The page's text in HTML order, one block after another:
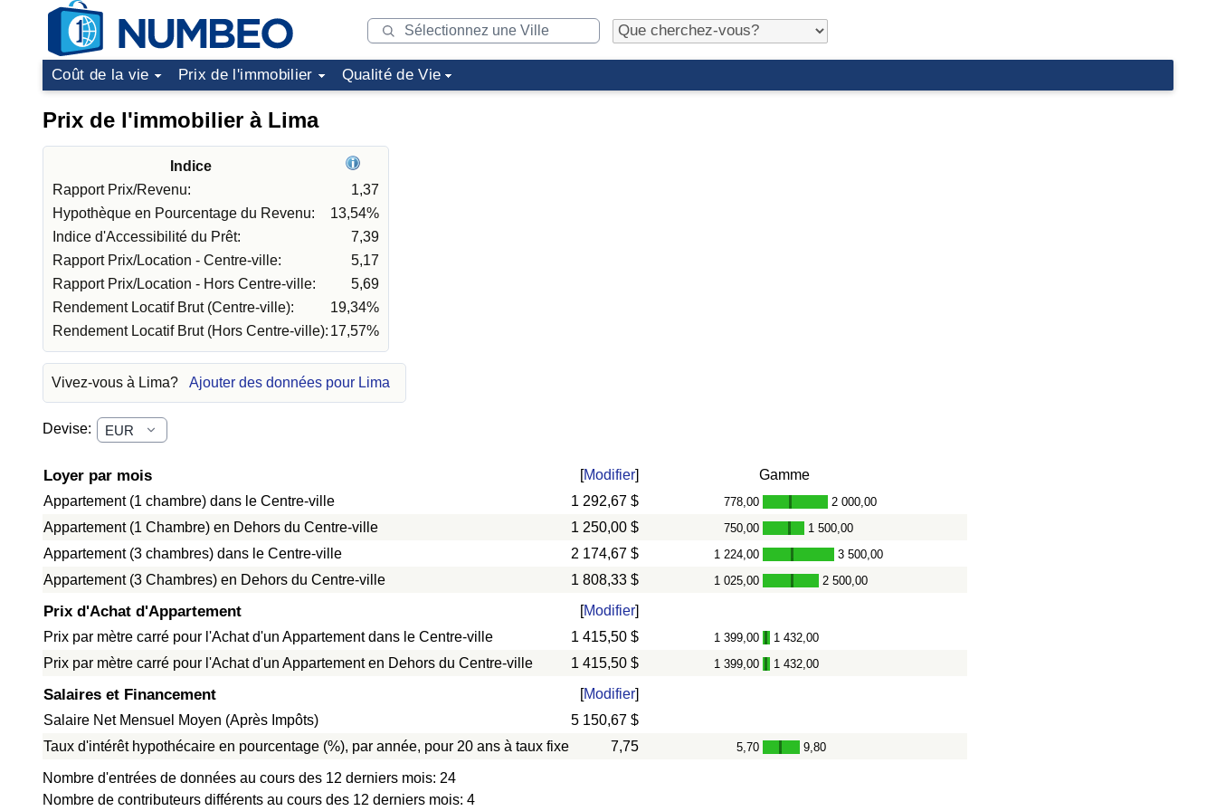
Coût de la vie Prix de l'immobilier Qualité de Vie
Prix de l'immobilier à Lima
Indice
Rapport Prix/Revenu:
1,37
Hypothèque en Pourcentage du Revenu:
13,54%
Indice d'Accessibilité du Prêt:
7,39
Rapport Prix/Location - Centre-ville:
5,17
Rapport Prix/Location - Hors Centre-ville:
5,69
Rendement Locatif Brut (Centre-ville):
19,34%
Rendement Locatif Brut (Hors Centre-ville): 17,57%
Vivez-vous à Lima? Ajouter des données pour Lima
Devise:
Loyer par mois [Modifier]
Gamme
Appartement (1 chambre) dans le Centre-ville
1 292,67 $ 778,00 - 2 000,00
Appartement (1 Chambre) en Dehors du Centre-ville 1 250,00 $ 750,00 - 1 500,00
Appartement (3 chambres) dans le Centre-ville 2 174,67 $ 1 224,00 - 3 500,00
Appartement (3 Chambres) en Dehors du Centre-ville 1 808,33 $ 1 025,00 - 2 500,00
Prix d'Achat d'Appartement [Modifier]
Prix par mètre carré pour l'Achat d'un Appartement dans le Centre-ville
1 415,50 $ 1 399,00 - 1 432,00
Prix par mètre carré pour l'Achat d'un Appartement en Dehors du Centre-ville 1 415,50 $ 1 399,00 - 1 432,00
Salaires et Financement [Modifier]
Salaire Net Mensuel Moyen (Après Impôts)
5 150,67 $
Taux d'intérêt hypothécaire en pourcentage (%), par année, pour 20 ans à taux fixe
7,75 5,70 - 9,80
Nombre d'entrées de données au cours des 12 derniers mois: 24
Nombre de contributeurs différents au cours des 12 derniers mois: 4